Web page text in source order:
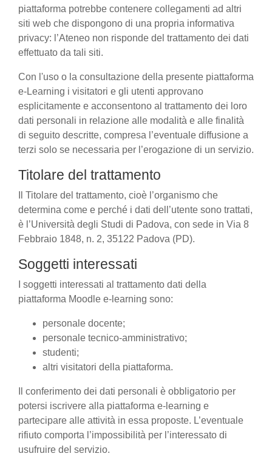
piattaforma potrebbe contenere collegamenti ad altri
siti web che dispongono di una propria informativa
privacy: l’Ateneo non risponde del trattamento dei dati
effettuato da tali siti.
Con l'uso o la consultazione della presente piattaforma
e-Learning i visitatori e gli utenti approvano
esplicitamente e acconsentono al trattamento dei loro
dati personali in relazione alle modalità e alle finalità
di seguito descritte, compresa l’eventuale diffusione a
terzi solo se necessaria per l’erogazione di un servizio.
Titolare del trattamento
Il Titolare del trattamento, cioè l’organismo che
determina come e perché i dati dell’utente sono trattati,
è l’Università degli Studi di Padova, con sede in Via 8
Febbraio 1848, n. 2, 35122 Padova (PD).
Soggetti interessati
I soggetti interessati al trattamento dati della
piattaforma Moodle e-learning sono:
personale docente;
personale tecnico-amministrativo;
studenti;
altri visitatori della piattaforma.
Il conferimento dei dati personali è obbligatorio per
potersi iscrivere alla piattaforma e-learning e
partecipare alle attività in essa proposte. L’eventuale
rifiuto comporta l’impossibilità per l’interessato di
usufruire del servizio.